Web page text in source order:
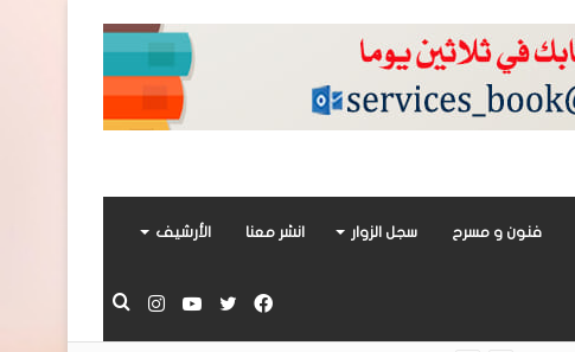
فنون و مسرح سجل الزوار انشر معنا الأرشيف
بحث
انستقراميوتيوبتويتر
فيسبوك